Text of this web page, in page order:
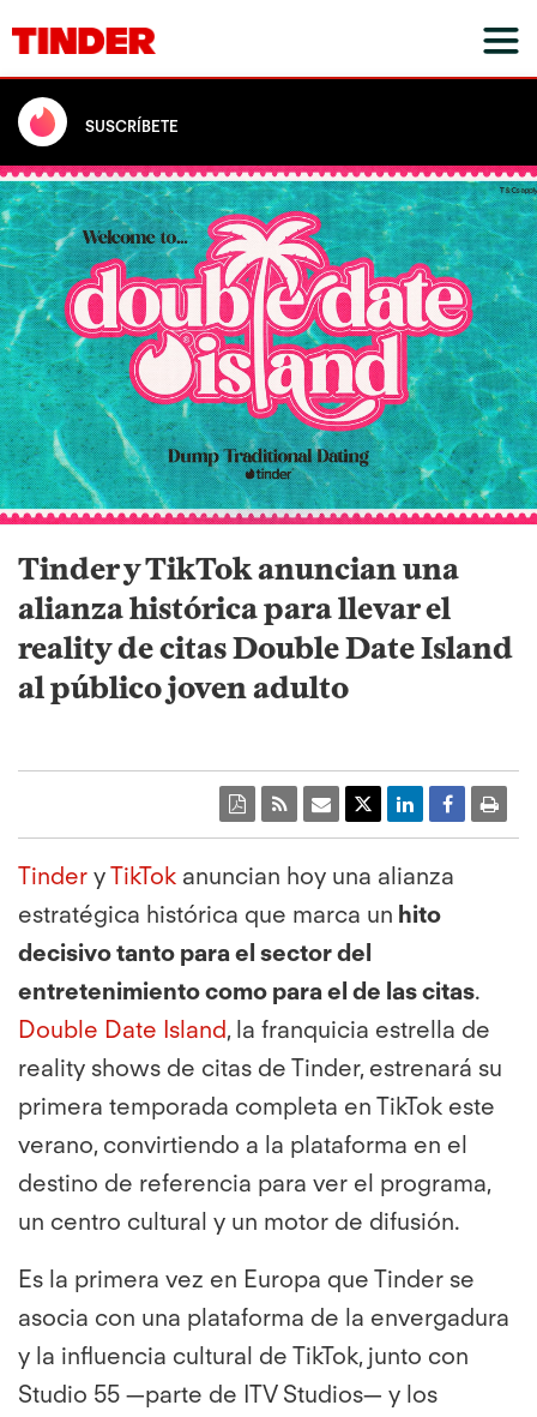
SUSCRÍBETE
Tinder y TikTok anuncian una
alianza histórica para llevar el
reality de citas Double Date Island
al público joven adulto
Tinder yTikTok anuncian hoy una alianza
estratégica histórica que marca un hito
decisivo tanto para el sector del
entretenimiento como para el de las citas.
Double Date Island, la franquicia estrella de
reality shows de citas de Tinder, estrenará su
primera temporada completa en TikTok este
verano, convirtiendo a la plataforma en el
destino de referencia para ver el programa,
un centro cultural y un motor de difusión.
Es la primera vez en Europa que Tinder se
asocia con una plataforma de la envergadura
y la influencia cultural de TikTok, junto con
Studio 55 —parte de ITV Studios— y los